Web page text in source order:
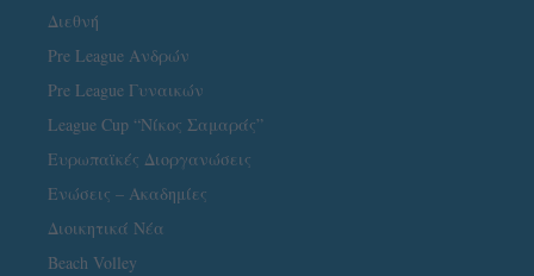
Διεθνή
Pre League Ανδρών
Pre League Γυναικών
League Cup “Νίκος Σαμαράς”
Ευρωπαϊκές Διοργανώσεις
Ενώσεις – Ακαδημίες
Διοικητικά Νέα
Beach Volley